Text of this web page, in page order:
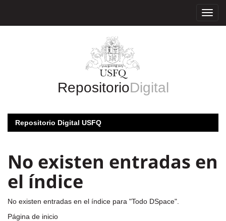
RepositorioDigital
Repositorio Digital USFQ
No existen entradas en
el índice
No existen entradas en el índice para "Todo DSpace".
Página de inicio